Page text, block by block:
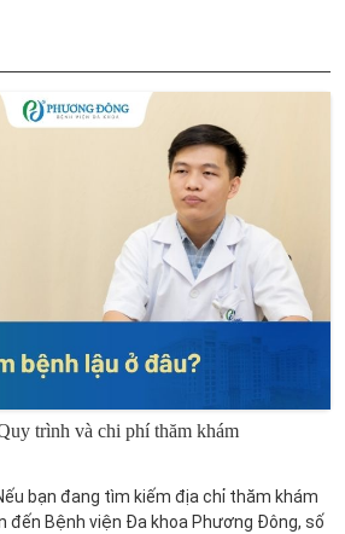
trình và chi phí thăm khám
bạn đang tìm kiếm địa chỉ thăm khám
đến Bệnh viện Đa khoa Phương Đông, số